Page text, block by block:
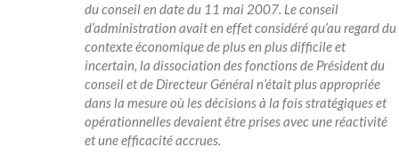
du conseil en date du 11 mai 2007. Le conseil
d’administration avait en effet considéré qu’au regard du
contexte économique de plus en plus difficile et
incertain, la dissociation des fonctions de Président du
conseil et de Directeur Général n’était plus appropriée
dans la mesure où les décisions à la fois stratégiques et
opérationnelles devaient être prises avec une réactivité
et une efficacité accrues.